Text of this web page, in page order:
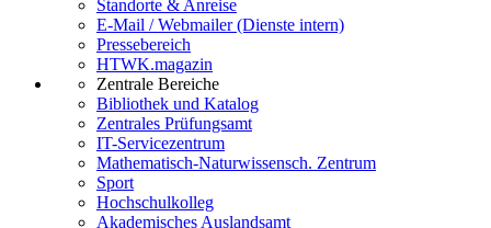
Standorte & Anreise
E-Mail / Webmailer (Dienste intern)
Pressebereich
HTWK.magazin
Zentrale Bereiche
Bibliothek und Katalog
Zentrales Prüfungsamt
IT-Servicezentrum
Mathematisch-Naturwissensch. Zentrum
Sport
Hochschulkolleg
Akademisches Auslandsamt